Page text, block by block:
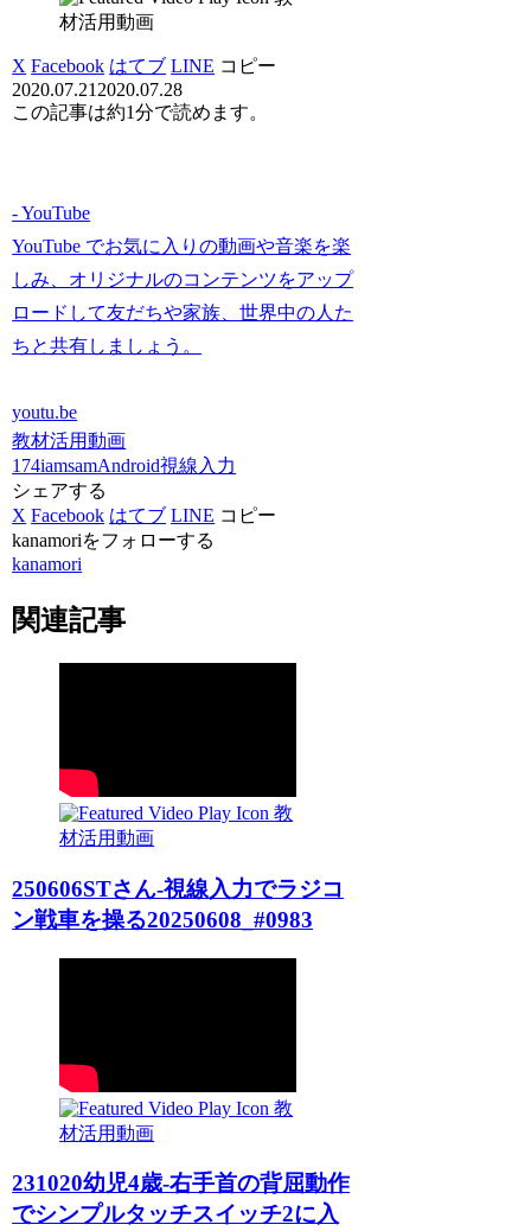
材活用動画
X Facebook はてブ LINE コピー
2020.07.21 2020.07.28
この記事は約1分で読めます。
- YouTube
YouTube でお気に入りの動画や音楽を楽
しみ、オリジナルのコンテンツをアップ
ロードして友だちや家族、世界中の人た
ちと共有しましょう。
youtu.be
教材活用動画
174iamsamAndroid視線入力
シェアする
X Facebook はてブ LINE コピー
kanamoriをフォローする
kanamori
関連記事
教
材活用動画
250606STさん-視線入力でラジコ
ン戦車を操る20250608_#0983
教
材活用動画
231020幼児4歳-右手首の背屈動作
でシンプルタッチスイッチ2に入